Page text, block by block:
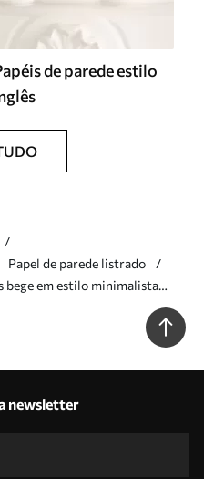
de parede estilo
Papel de parede listrado
bege em estilo minimalista
newsletter